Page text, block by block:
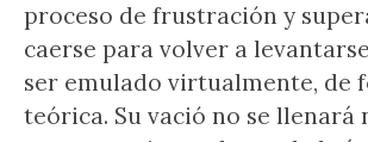
proceso de frustración y
caerse para volver a
ser emulado virtualmente, de
teórica. Su vació no se llenará